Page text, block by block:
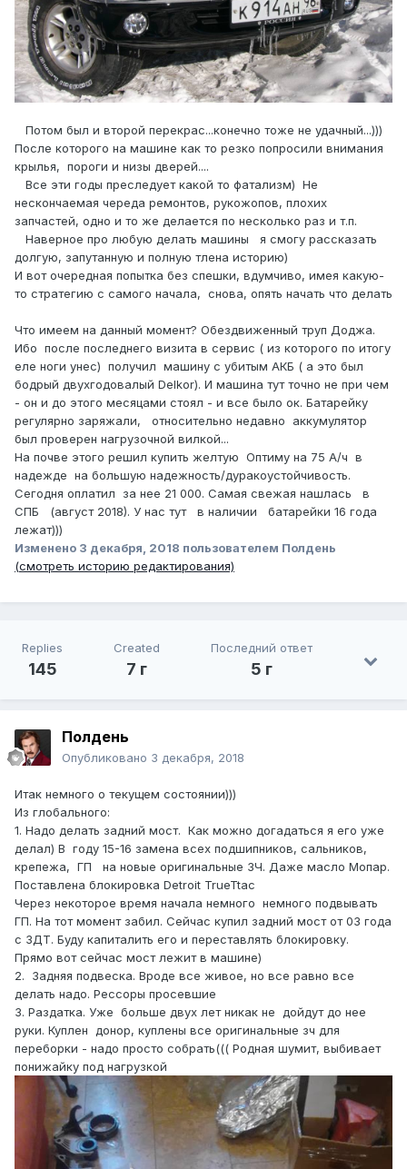
Потом был и второй перекрас...конечно тоже не удачный...)))
После которого на машине как то резко попросили внимания
крылья, пороги и низы дверей....
Все эти годы преследует какой то фатализм) Не
нескончаемая череда ремонтов, рукожопов, плохих
запчастей, одно и то же делается по несколько раз и т.п.
Наверное про любую делать машины я смогу рассказать
долгую, запутанную и полную тлена историю)
И вот очередная попытка без спешки, вдумчиво, имея какую-
то стратегию с самого начала, снова, опять начать что делать
Что имеем на данный момент? Обездвиженный труп Доджа.
Ибо после последнего визита в сервис ( из которого по итогу
еле ноги унес) получил машину с убитым АКБ ( а это был
бодрый двухгодовалый Delkor). И машина тут точно не при чем
- он и до этого месяцами стоял - и все было ок. Батарейку
регулярно заряжали, относительно недавно аккумулятор
был проверен нагрузочной вилкой...
На почве этого решил купить желтую Оптиму на 75 A/ч в
надежде на большую надежность/дуракоустойчивость.
Сегодня оплатил за нее 21 000. Самая свежая нашлась в
СПБ (август 2018). У нас тут в наличии батарейки 16 года
лежат)))
Изменено 3 декабря, 2018 пользователем Полдень
(смотреть историю редактирования)
Replies
145
Created
7 г
Последний ответ
5 г
Полдень
Опубликовано 3 декабря, 2018
Итак немного о текущем состоянии)))
Из глобального:
1. Надо делать задний мост. Как можно догадаться я его уже
делал) В году 15-16 замена всех подшипников, сальников,
крепежа, ГП на новые оригинальные ЗЧ. Даже масло Мопар.
Поставлена блокировка Detroit TrueTtac
Через некоторое время начала немного немного подвывать
ГП. На тот момент забил. Сейчас купил задний мост от 03 года
с ЗДТ. Буду капиталить его и переставлять блокировку.
Прямо вот сейчас мост лежит в машине)
2. Задняя подвеска. Вроде все живое, но все равно все
делать надо. Рессоры просевшие
3. Раздатка. Уже больше двух лет никак не дойдут до нее
руки. Куплен донор, куплены все оригинальные зч для
переборки - надо просто собрать((( Родная шумит, выбивает
понижайку под нагрузкой